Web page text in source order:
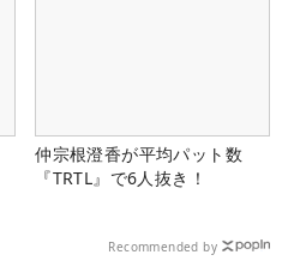
仲宗根澄香が平均パット数
『TRTL』で6人抜き！
Recommended by